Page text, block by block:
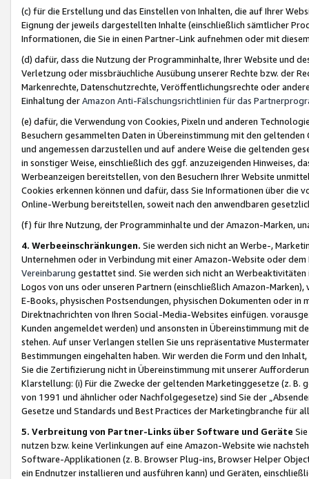
(c) für die Erstellung und das Einstellen von Inhalten, die auf Ihrer
Eignung der jeweils dargestellten Inhalte (einschließlich sämtlicher
Informationen, die Sie in einen Partner-Link aufnehmen oder mit
(d) dafür, dass die Nutzung der Programminhalte, Ihrer Website und
Verletzung oder missbräuchliche Ausübung unserer Rechte bzw. der
Markenrechte, Datenschutzrechte, Veröffentlichungsrechte oder
Einhaltung derAmazon Anti-Fälschungsrichtlinien für das
(e) dafür, die Verwendung von Cookies, Pixeln und anderen
Besuchern gesammelten Daten in Übereinstimmung mit den
und angemessen darzustellen und auf andere Weise die geltenden
in sonstiger Weise, einschließlich des ggf. anzuzeigenden Hinweises,
Werbeanzeigen bereitstellen, von den Besuchern Ihrer Website
Cookies erkennen können und dafür, dass Sie Informationen über die
Online-Werbung bereitstellen, soweit nach den anwendbaren
(f) für Ihre Nutzung, der Programminhalte und der Amazon-Marken,
4. Werbeeinschränkungen. Sie werden sich nicht an Werbe-,
Unternehmen oder in Verbindung mit einer Amazon-Website oder
Vereinbarung gestattet sind. Sie werden sich nicht an
Logos von uns oder unseren Partnern (einschließlich Amazon-
E-Books, physischen Postsendungen, physischen Dokumenten oder in
Direktnachrichten von Ihren Social-Media-Websites einfügen.
Kunden angemeldet werden) und ansonsten in Übereinstimmung mit
stehen. Auf unser Verlangen stellen Sie uns repräsentative
Bestimmungen eingehalten haben. Wir werden die Form und den
Sie die Zertifizierung nicht in Übereinstimmung mit unserer
Klarstellung: (i) Für die Zwecke der geltenden Marketinggesetze (z. B.
von 1991 und ähnlicher oder Nachfolgegesetze) sind Sie der
Gesetze und Standards und Best Practices der Marketingbranche für
5. Verbreitung von Partner-Links über Software und Geräte
nutzen bzw. keine Verlinkungen auf eine Amazon-Website wie
Software-Applikationen (z. B. Browser Plug-ins, Browser Helper
ein Endnutzer installieren und ausführen kann) und Geräten,